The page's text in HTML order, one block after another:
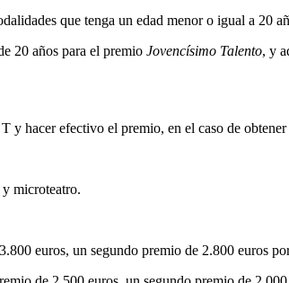
que tenga un edad menor o igual a 20
20 años para el premio Jovencísimo Talento, y
y hacer efectivo el premio, en el caso de
microteatro.
euros, un segundo premio de 2.800 euros